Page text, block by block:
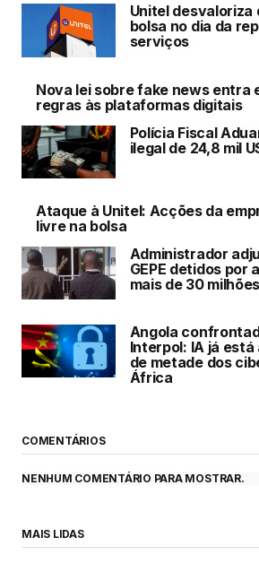
Unitel desvaloriza
bolsa no dia da
serviços
Nova lei sobre fake news entra
regras às plataformas digitais
Polícia Fiscal
ilegal de 24,8 mil
Ataque à Unitel: Acções da
livre na bolsa
Administrador
GEPE detidos por
mais de 30
Angola
Interpol: IA já
de metade dos
África
COMENTÁRIOS
NENHUM COMENTÁRIO PARA MOSTRAR.
MAIS LIDAS